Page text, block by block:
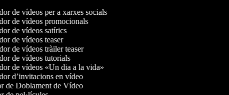
de vídeos per a xarxes socials
de vídeos promocionals
de vídeos satírics
de vídeos teaser
de vídeos tràiler teaser
de vídeos tutorials
de vídeos «Un dia a la vida»
d’invitacions en vídeo
de Doblament de Vídeo